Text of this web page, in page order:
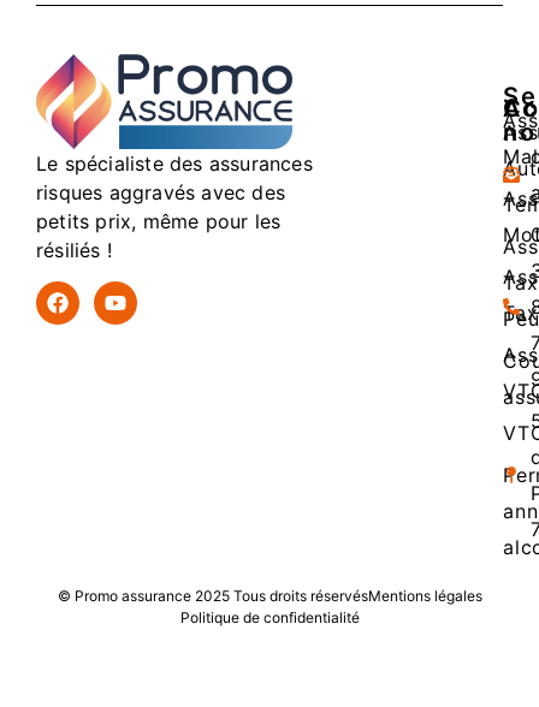
Le spécialiste des assurances
risques aggravés avec des
petits prix, même pour les
résiliés !
© Promo assurance 2025 Tous droits réservésMentions légales
Politique de confidentialité